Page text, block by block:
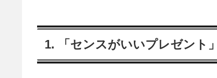
1. 「センスがいいプレゼント